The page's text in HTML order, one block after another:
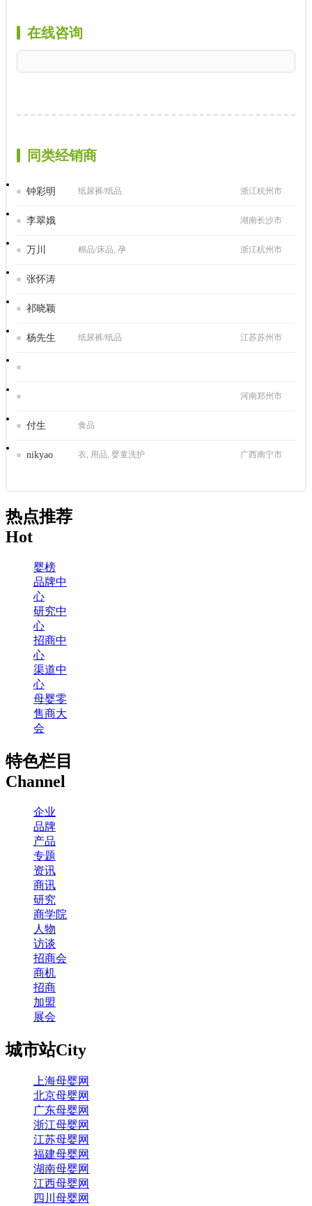
在线咨询
同类经销商
钟彩明 纸尿裤/纸品 浙江杭州市
李翠娥 湖南长沙市
万川 棉品/床品, 孕 浙江杭州市
张怀涛
祁晓颖
杨先生 纸尿裤/纸品 江苏苏州市
河南郑州市
付生 食品
nikyao 衣, 用品, 婴童洗护 广西南宁市
热点推荐
Hot
婴榜
品牌中
心
研究中
心
招商中
心
渠道中
心
母婴零
售商大
会
特色栏目
Channel
企业
品牌
产品
专题
资讯
商讯
研究
商学院
人物
访谈
招商会
商机
招商
加盟
展会
城市站City
上海母婴网
北京母婴网
广东母婴网
浙江母婴网
江苏母婴网
福建母婴网
湖南母婴网
江西母婴网
四川母婴网